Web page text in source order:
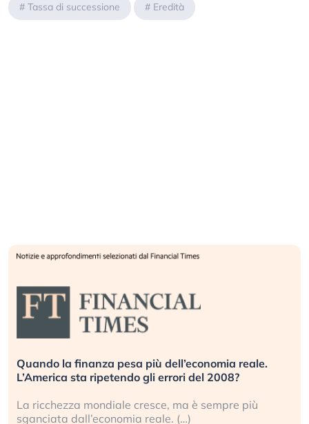
# Tassa di successione # Eredità
Quando la finanza pesa più dell’economia reale.
L’America sta ripetendo gli errori del 2008?
La ricchezza mondiale cresce, ma è sempre più
sganciata dall’economia reale. (…)